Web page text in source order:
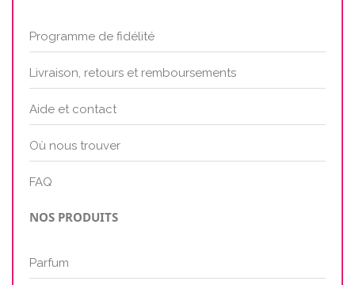
Programme de fidélité
Livraison, retours et remboursements
Aide et contact
Où nous trouver
FAQ
NOS PRODUITS
Parfum